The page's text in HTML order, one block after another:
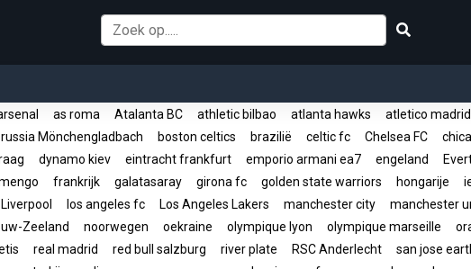
as roma Atalanta BC athletic bilbao atlanta hawks atletico madrid
Mönchengladbach boston celtics brazilië celtic fc Chelsea FC
dynamo kiev eintracht frankfurt emporio armani ea7 engeland
frankrijk galatasaray girona fc golden state warriors hongarije
Liverpool los angeles fc Los Angeles Lakers manchester city manchester
Zeeland noorwegen oekraine olympique lyon olympique marseille
real madrid red bull salzburg river plate RSC Anderlecht san jose